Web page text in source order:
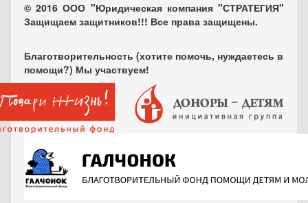
© 2016 ООО "Юридическая компания "СТРАТЕГИЯ"
Защищаем защитников!!! Все права защищены.
Благотворительность (хотите помочь, нуждаетесь в
помощи?) Мы участвуем!